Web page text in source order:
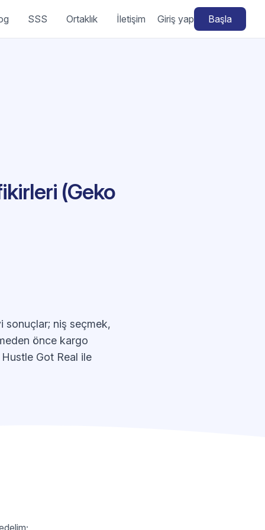
SSS Ortaklık İletişim Giriş yap Başla
(Geko
sonuçlar; niş seçmek,
önce kargo
Got Real ile